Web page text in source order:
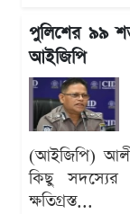
পুলিশের ৯৯
আইজিপি
(আইজিপি)
কিছু সদস্যের
ক্ষতিগ্রস্ত...